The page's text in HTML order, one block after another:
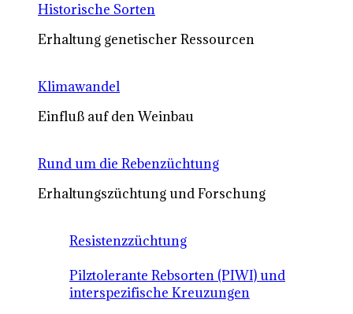
Historische Sorten
Erhaltung genetischer Ressourcen
Klimawandel
Einfluß auf den Weinbau
Rund um die Rebenzüchtung
Erhaltungszüchtung und Forschung
Resistenzzüchtung
Pilztolerante Rebsorten (PIWI) und
interspezifische Kreuzungen